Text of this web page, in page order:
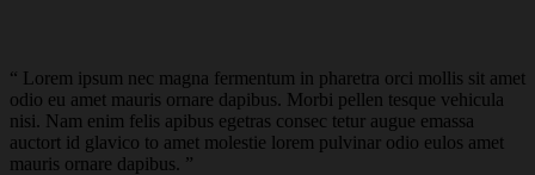
“ Lorem ipsum nec magna fermentum in pharetra orci mollis sit amet
odio eu amet mauris ornare dapibus. Morbi pellen tesque vehicula
nisi. Nam enim felis apibus egetras consec tetur augue emassa
auctort id glavico to amet molestie lorem pulvinar odio eulos amet
mauris ornare dapibus. ”